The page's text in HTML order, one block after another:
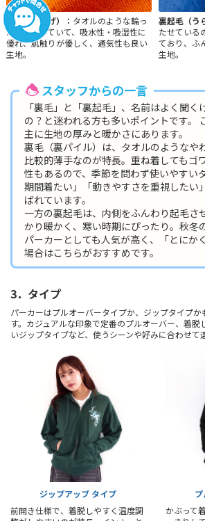
裏毛（うらげ）： タオルのような輪っ
か状になっていて、吸水性・吸湿性に
優れ、肌触りが優しく、通気性も良い
生地。
裏起毛（う
たせている
ており、ふ
生地。
スタッフからの一言
「裏毛」と「裏起毛」、名前はよく聞く
の？と迷われる方も多いポイントです。
主に生地の厚みと暖かさにあります。
裏毛（裏パイル）は、タオルのようなや
比較的薄手なのが特長。重ね着してもゴ
性もあるので、季節を問わず使いやすい
期間着たい」「動きやすさを重視したい
ばれています。
一方の裏起毛は、内側をふんわり起毛さ
かり暖かく、寒い時期にぴったり。秋冬
パーカーとしても人気が高く、「とにか
場合はこちらがおすすめです。
3．タイプ
パーカーはプルオーバータイプか、ジップタイプ
す。カジュアルな印象で定番のプルオーバー、着
いジップタイプなど、使うシーンや好みに合わせて
ジップアップ タイプ
前開き仕様で、着脱しやすく温度調
かぶって